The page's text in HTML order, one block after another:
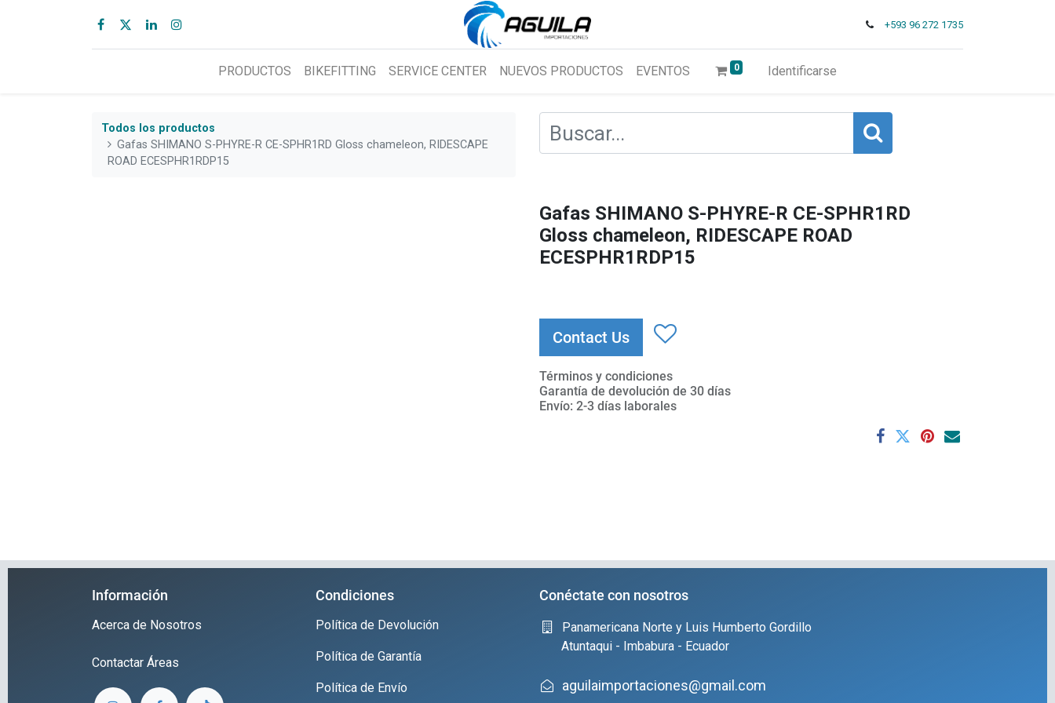
+593 96 272 1735
PRODUCTOS BIKEFITTING SERVICE CENTER NUEVOS PRODUCTOS EVENTOS 0 Identificarse
Todos los productos
Gafas SHIMANO S-PHYRE-R CE-SPHR1RD Gloss chameleon, RIDESCAPE
ROAD ECESPHR1RDP15
Gafas SHIMANO S-PHYRE-R CE-SPHR1RD
Gloss chameleon, RIDESCAPE ROAD
ECESPHR1RDP15
Contact Us
Términos y condiciones
Garantía de devolución de 30 días
Envío: 2-3 días laborales
Información
Acerca de Nosotros
Contactar Áreas
Condiciones
Política de Devolución
Política de Garantía
Política de Envío
Conéctate con nosotros
Panamericana Norte y Luis Humberto Gordillo
Atuntaqui - Imbabura - Ecuador
aguilaimportaciones@gmail.com